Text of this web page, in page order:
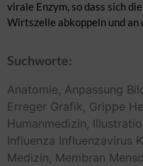
virale Enzym, so dass sich
Wirtszelle abkoppeln und an
Suchworte:
Anatomie, Anpassung
Erreger Grafik, Grippe
Humanmedizin,
Influenza Influenzavirus
Medizin, Membran